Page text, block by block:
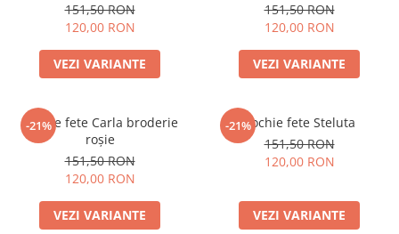
151,50 RON
120,00 RON
VEZI VARIANTE
151,50 RON
120,00 RON
VEZI VARIANTE
-21%
Rochie fete Carla broderie
roșie
151,50 RON
120,00 RON
VEZI VARIANTE
-21%Rochie fete Steluta
151,50 RON
120,00 RON
VEZI VARIANTE